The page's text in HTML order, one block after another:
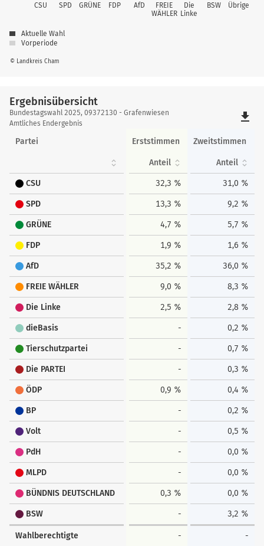
CSU SPD GRÜNE FDP AfD
FREIE
WÄHLER
Die
Linke
BSW Übrige
© Landkreis Cham
Aktuelle Wahl
Vorperiode
Ergebnisübersicht
Ergebnisübersicht
Bundestagswahl 2025, 09372130 - Grafenwiesen
Amtliches Endergebnis
file_download
Partei Erststimmen Zweitstimmen
Anteil Anteil
CSU 32,3 % 31,0 %
SPD 13,3 % 9,2 %
GRÜNE 4,7 % 5,7 %
FDP 1,9 % 1,6 %
AfD 35,2 % 36,0 %
FREIE WÄHLER 9,0 % 8,3 %
Die Linke 2,5 % 2,8 %
dieBasis - 0,2 %
Tierschutzpartei - 0,7 %
Die PARTEI - 0,3 %
ÖDP 0,9 % 0,4 %
BP - 0,2 %
Volt - 0,5 %
PdH - 0,0 %
MLPD - 0,0 %
BÜNDNIS DEUTSCHLAND 0,3 % 0,0 %
BSW - 3,2 %
Wahlberechtigte - -